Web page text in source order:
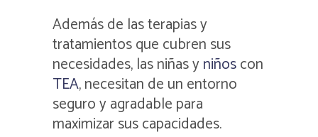
Además de las terapias y
tratamientos que cubren sus
necesidades, las niñas yniñoscon
TEA, necesitan de un entorno
seguro y agradable para
maximizar sus capacidades.